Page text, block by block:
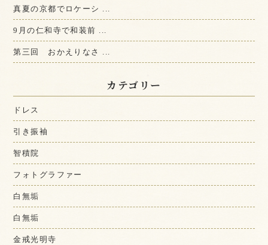
真夏の京都でロケーシ ...
9月の仁和寺で和装前 ...
第三回 おかえりなさ ...
カテゴリー
ドレス
引き振袖
智積院
フォトグラファー
白無垢
白無垢
金戒光明寺